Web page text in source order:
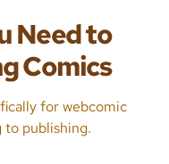
Need to
Comics
for webcomic
publishing.